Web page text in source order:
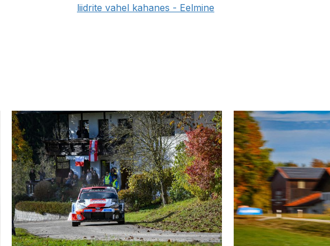
liidrite vahel kahanes - Eelmine